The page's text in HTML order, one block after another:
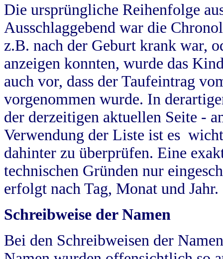
Die ursprüngliche Reihenfolge
Ausschlaggebend war die
z.B. nach der Geburt krank war,
anzeigen konnten, wurde das
auch vor, dass der Taufeintrag
vorgenommen wurde. In
der derzeitigen aktuellen Seite -
Verwendung der Liste ist es
dahinter zu überprüfen. Eine
technischen Gründen nur
erfolgt nach Tag, Monat und Jahr.
Schreibweise der Namen
Bei den Schreibweisen der